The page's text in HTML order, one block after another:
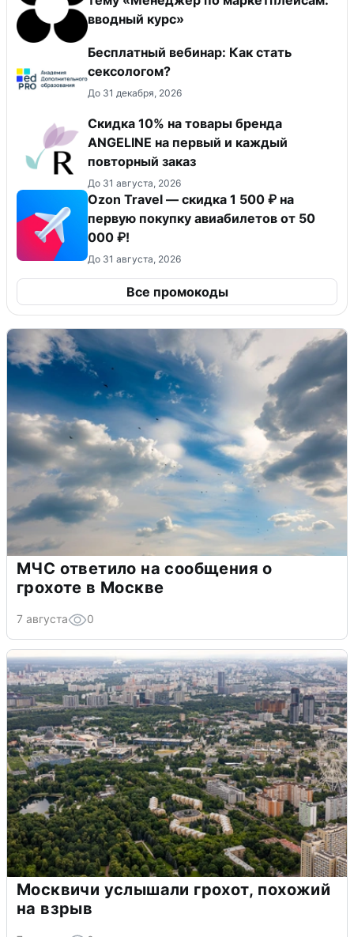
вводный курс»
Бесплатный вебинар: Как стать
сексологом?
До 31 декабря, 2026
Скидка 10% на товары бренда
ANGELINE на первый и каждый
повторный заказ
До 31 августа, 2026
Ozon Travel — скидка 1 500 ₽ на
первую покупку авиабилетов от 50
000 ₽!
До 31 августа, 2026
Все промокоды
МЧС ответило на сообщения о
грохоте в Москве
7 августа 0
Москвичи услышали грохот, похожий
на взрыв